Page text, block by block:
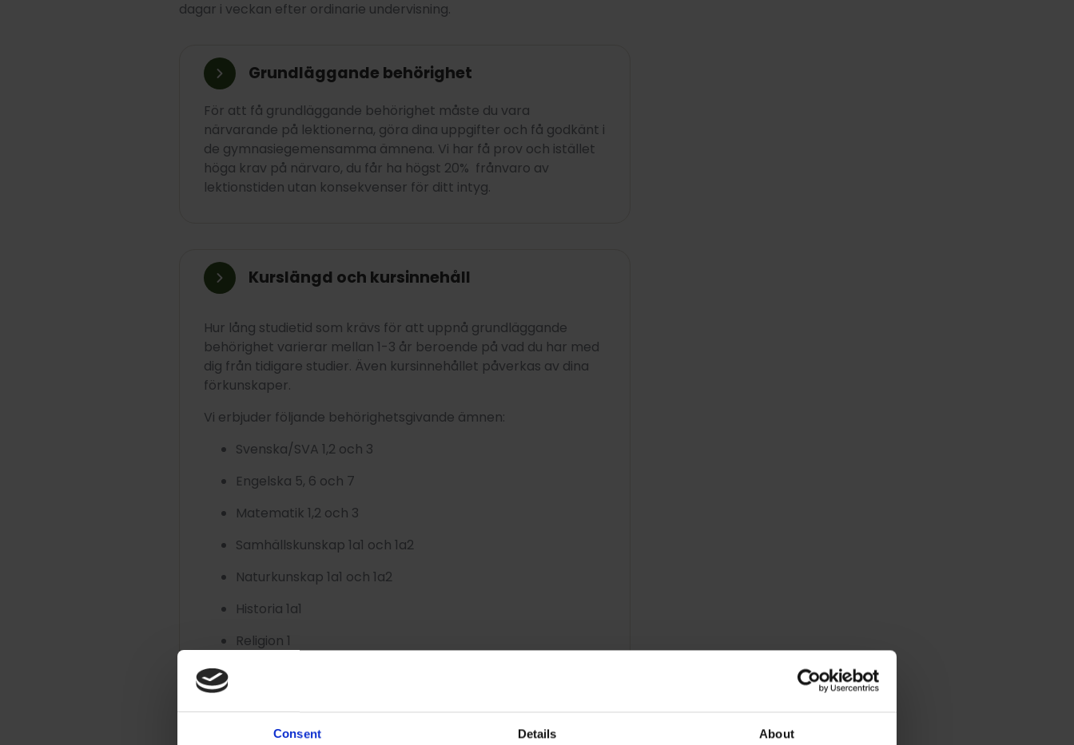
Consent Details About
dagar i veckan efter ordinarie undervisning.
Grundläggande behörighet
För att få grundläggande behörighet måste du vara
närvarande på lektionerna, göra dina uppgifter och få godkänt i
de gymnasiegemensamma ämnena. Vi har få prov och istället
höga krav på närvaro, du får ha högst 20% frånvaro av
lektionstiden utan konsekvenser för ditt intyg.
Kurslängd och kursinnehåll
Hur lång studietid som krävs för att uppnå grundläggande
behörighet varierar mellan 1-3 år beroende på vad du har med
dig från tidigare studier. Även kursinnehållet påverkas av dina
förkunskaper.
Vi erbjuder följande behörighetsgivande ämnen:
Svenska/SVA 1,2 och 3
Engelska 5, 6 och 7
Matematik 1,2 och 3
Samhällskunskap 1a1 och 1a2
Naturkunskap 1a1 och 1a2
Historia 1a1
Religion 1
För alla deltagare på allmän kurs, oavsett profil, ingår även
bland annat: